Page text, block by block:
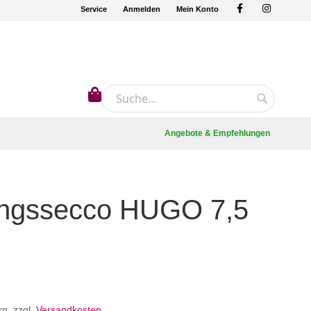
Service Anmelden Mein Konto
Suche
Mein Warenkorb
Angebote & Empfehlungen
HUGO 7,5